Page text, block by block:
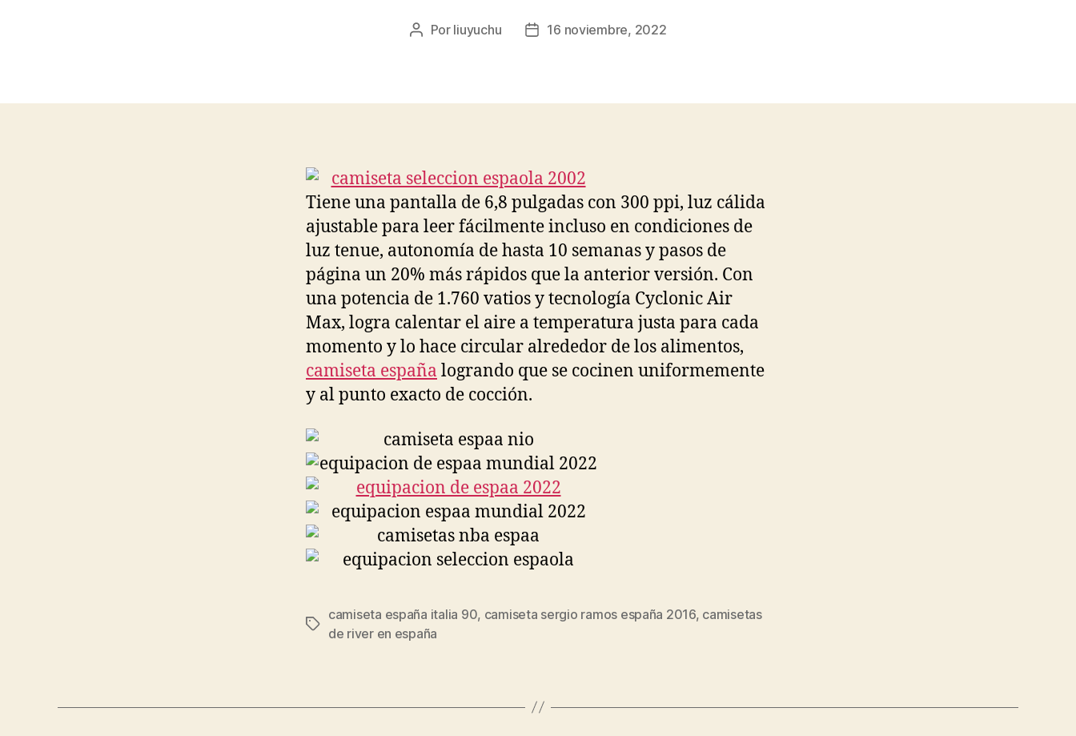
Autor
Por liuyuchu
Fecha16 noviembre, 2022
Tiene una pantalla de 6,8 pulgadas con 300 ppi, luz cálida
ajustable para leer fácilmente incluso en condiciones de
luz tenue, autonomía de hasta 10 semanas y pasos de
página un 20% más rápidos que la anterior versión. Con
una potencia de 1.760 vatios y tecnología Cyclonic Air
Max, logra calentar el aire a temperatura justa para cada
momento y lo hace circular alrededor de los alimentos,
camiseta españa logrando que se cocinen uniformemente
y al punto exacto de cocción.
Etiquetas
camiseta españa italia 90, camiseta sergio ramos españa 2016, camisetas
de river en españa